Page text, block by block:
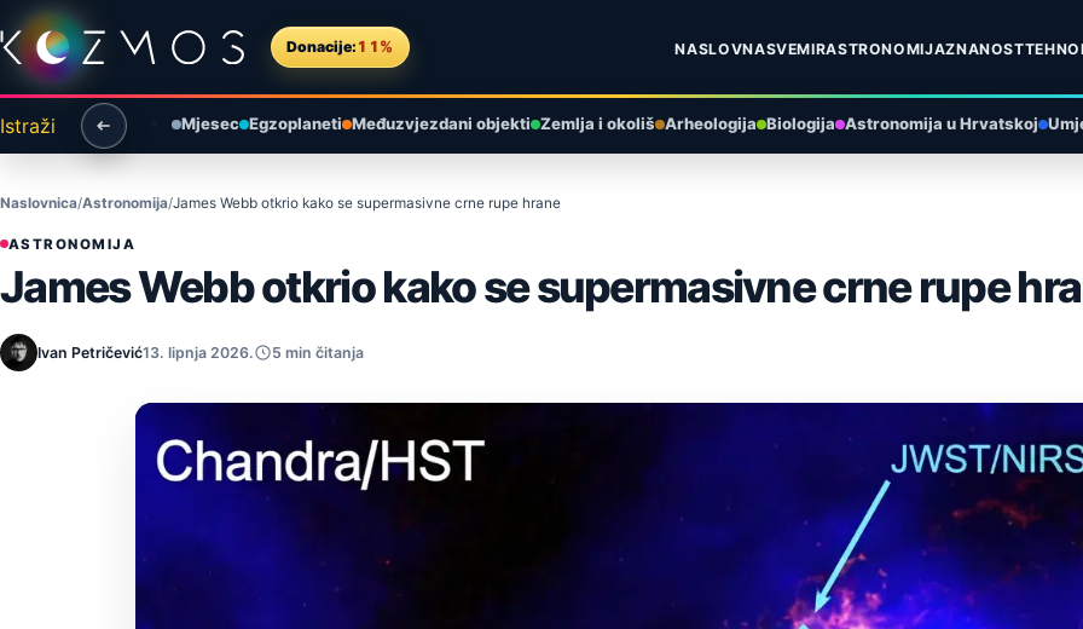
Preskoči na sadržaj
Donacije: 11% NASLOVNASVEMIRASTRONOMIJAZNANOST
Istraži Mjesec Egzoplaneti Međuzvjezdani objekti Zemlja i okoliš Arheologija Biologija Astronomija u Hrvatskoj
Naslovnica Astronomija James Webb otkrio kako se supermasivne crne rupe hrane
ASTRONOMIJA
James Webb otkrio kako se supermasivne crne rupe
Ivan Petričević13. lipnja 2026. 5 min čitanja